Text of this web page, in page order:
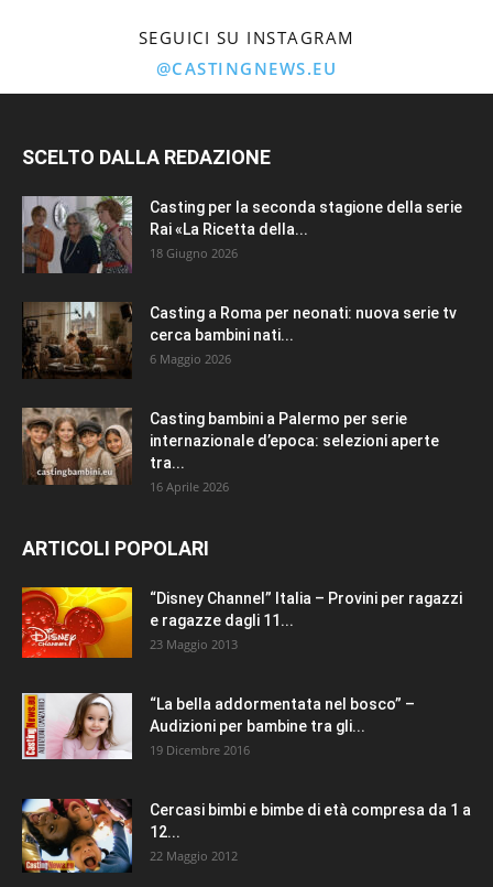
SEGUICI SU INSTAGRAM
@CASTINGNEWS.EU
SCELTO DALLA REDAZIONE
Casting per la seconda stagione della serie
Rai «La Ricetta della...
18 Giugno 2026
Casting a Roma per neonati: nuova serie tv
cerca bambini nati...
6 Maggio 2026
Casting bambini a Palermo per serie
internazionale d’epoca: selezioni aperte
tra...
16 Aprile 2026
ARTICOLI POPOLARI
“Disney Channel” Italia – Provini per ragazzi
e ragazze dagli 11...
23 Maggio 2013
“La bella addormentata nel bosco” –
Audizioni per bambine tra gli...
19 Dicembre 2016
Cercasi bimbi e bimbe di età compresa da 1 a
12...
22 Maggio 2012